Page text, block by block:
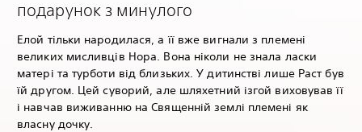
подарунок з минулого
Елой тільки народилася, а її вже вигнали з племені
великих мисливців Нора. Вона ніколи не знала ласки
матері та турботи від близьких. У дитинстві лише Раст був
їй другом. Цей суворий, але шляхетний ізгой виховував її
і навчав виживанню на Священній землі племені як
власну дочку.